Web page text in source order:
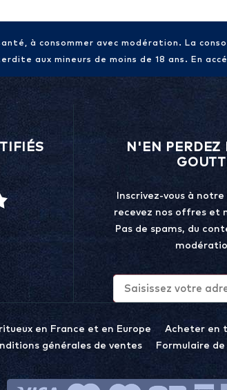
à consommer avec modération. La
aux mineurs de moins de 18 ans. En
N'EN PERDEZ
Inscrivez-vous à
recevez nos offres et
Pas de spams, du
en France et en Europe Acheter en
générales de ventes
Formulaire